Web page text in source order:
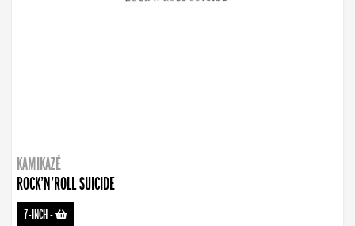
KAMIKAZÉ
ROCK’N’ROLL SUICIDE
7-INCH-